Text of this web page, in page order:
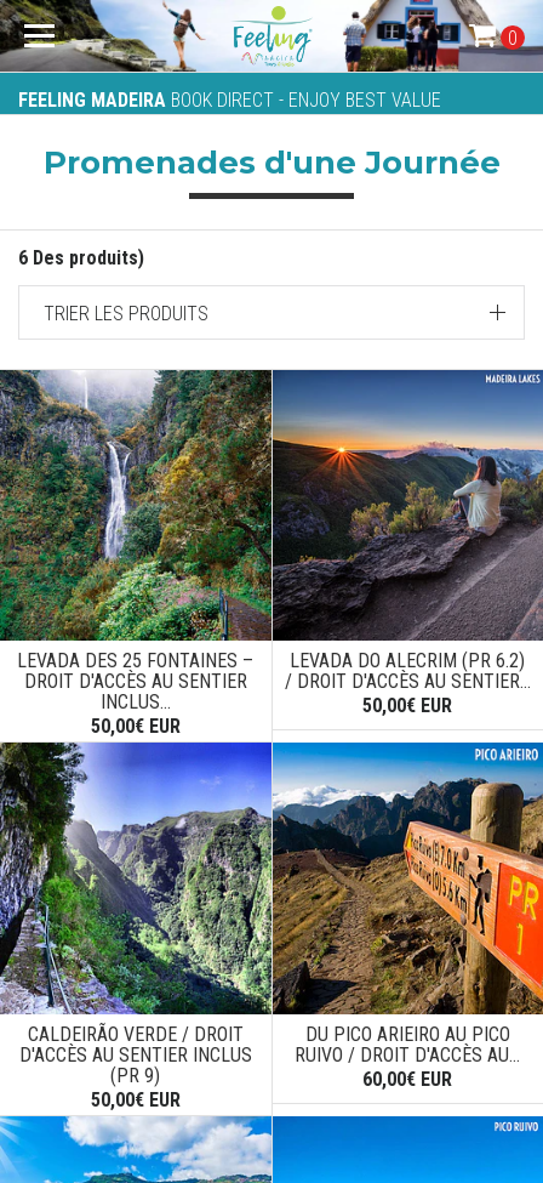
FEELING MADEIRA BOOK DIRECT - ENJOY BEST VALUE
0
Promenades d'une Journée
6 Des produits)
TRIER LES PRODUITS
LEVADA DES 25 FONTAINES –
DROIT D'ACCÈS AU SENTIER
INCLUS...
50,00€ EUR
LEVADA DO ALECRIM (PR 6.2)
/ DROIT D'ACCÈS AU SENTIER...
50,00€ EUR
CALDEIRÃO VERDE / DROIT
D'ACCÈS AU SENTIER INCLUS
(PR 9)
50,00€ EUR
DU PICO ARIEIRO AU PICO
RUIVO / DROIT D'ACCÈS AU...
60,00€ EUR